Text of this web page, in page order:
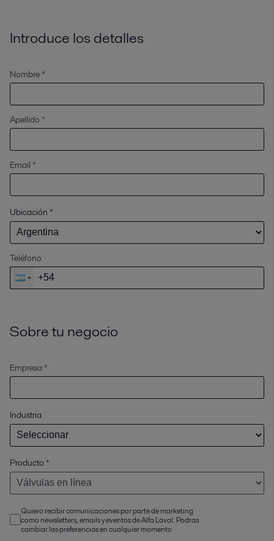
Introduce los detalles
Nombre *
Apellido *
Email *
Ubicación *
Teléfono
Sobre tu negocio
Empresa *
Industria
Producto *
Quiero recibir comunicaciones por parte de marketing
como newsletters, emails y eventos de Alfa Laval. Podras
cambiar las preferencias en cualquier momento